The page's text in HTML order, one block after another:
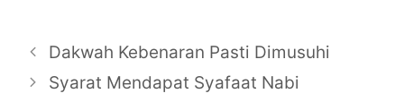
Post
navigation
Dakwah Kebenaran Pasti Dimusuhi
Syarat Mendapat Syafaat Nabi